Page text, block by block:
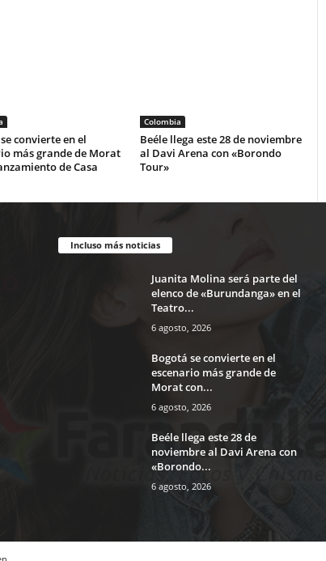
convierte en el
más grande de Morat
de Casa
Colombia
Beéle llega este 28 de noviembre
al Davi Arena con «Borondo
Tour»
Incluso más noticias
Juanita Molina será parte del
elenco de «Burundanga» en el
Teatro...
6 agosto, 2026
Bogotá se convierte en el
escenario más grande de
Morat con...
6 agosto, 2026
Beéle llega este 28 de
noviembre al Davi Arena con
«Borondo...
6 agosto, 2026